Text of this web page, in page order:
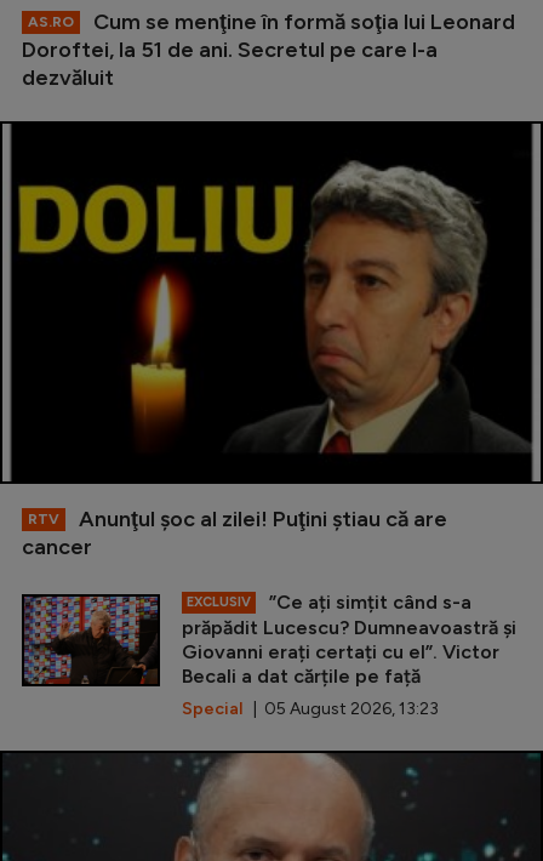
AS.RO
Cum se menţine în formă soţia lui Leonard
Doroftei, la 51 de ani. Secretul pe care l-a
dezvăluit
RTV
Anunţul şoc al zilei! Puţini ştiau că are
cancer
EXCLUSIV
”Ce ați simțit când s-a
prăpădit Lucescu? Dumneavoastră și
Giovanni erați certați cu el”. Victor
Becali a dat cărțile pe față
Special | 05 August 2026, 13:23